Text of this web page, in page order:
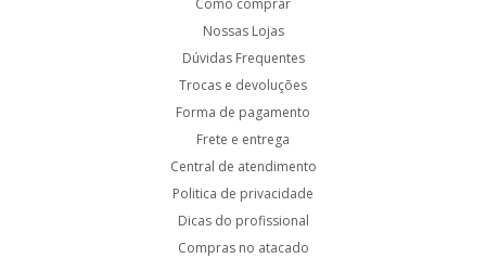
Nossas Lojas
Dúvidas Frequentes
Trocas e devoluções
Forma de pagamento
Frete e entrega
Central de atendimento
Politica de privacidade
Dicas do profissional
Compras no atacado